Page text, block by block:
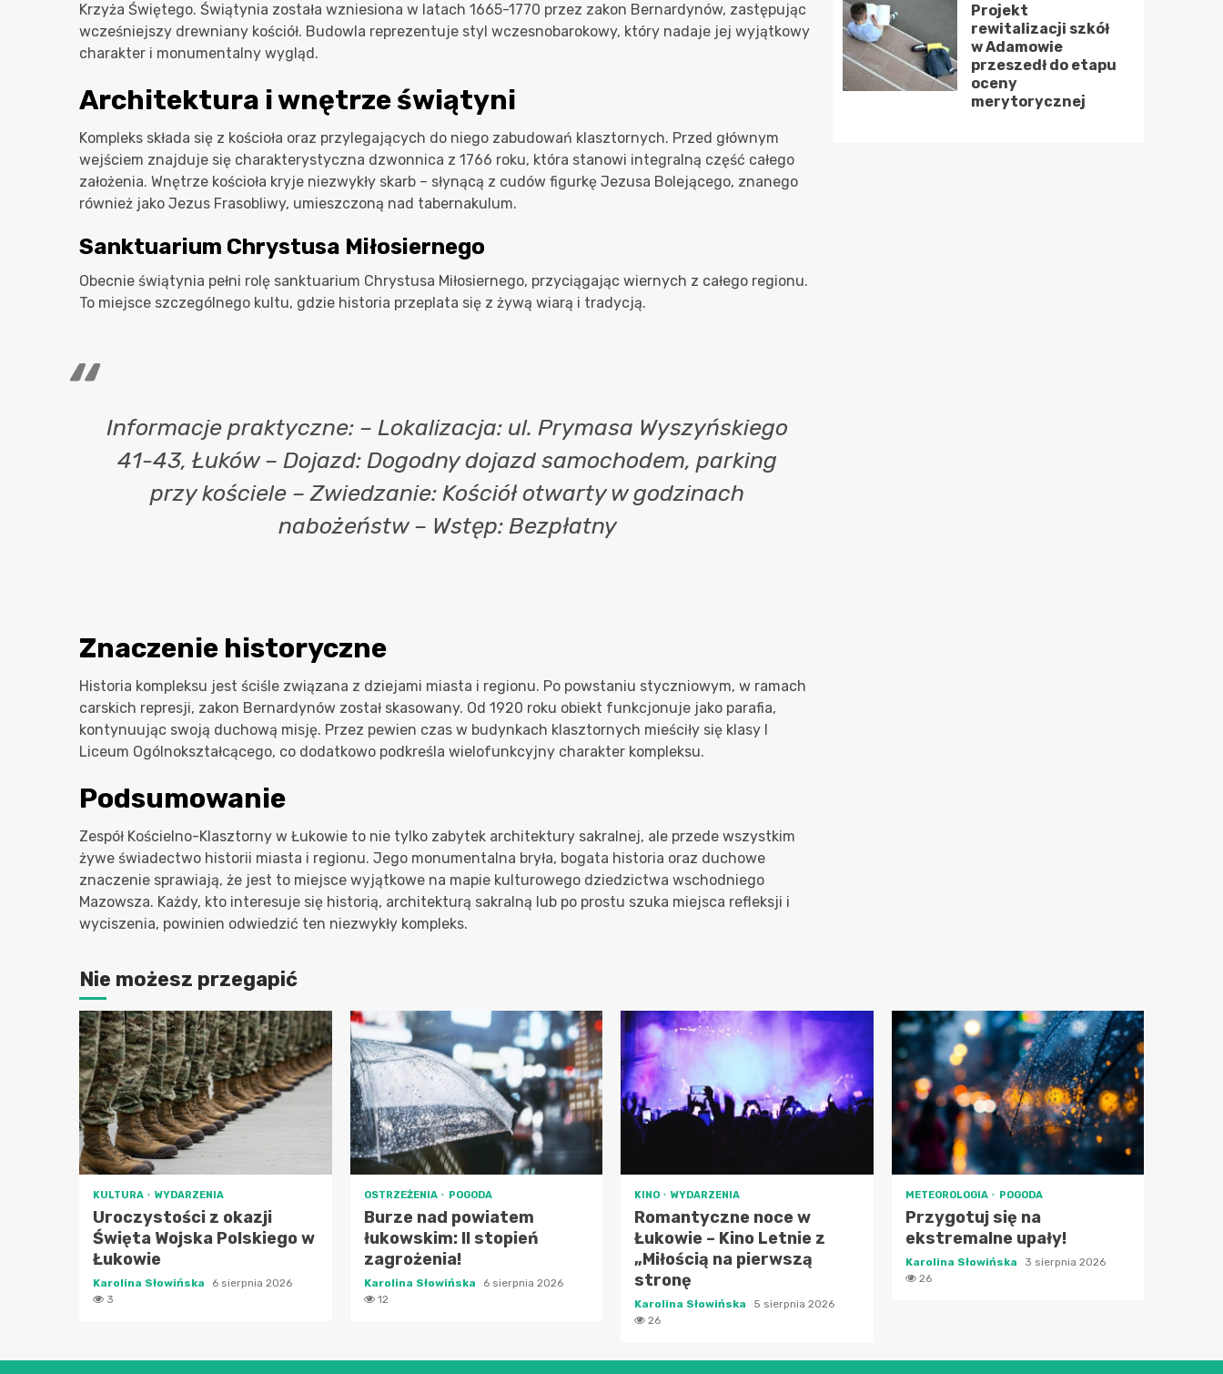
Krzyża Świętego. Świątynia została wzniesiona w latach 1665-1770 przez zakon Bernardynów, zastępując
wcześniejszy drewniany kościół. Budowla reprezentuje styl wczesnobarokowy, który nadaje jej wyjątkowy
charakter i monumentalny wygląd.
Architektura i wnętrze świątyni
Kompleks składa się z kościoła oraz przylegających do niego zabudowań klasztornych. Przed głównym
wejściem znajduje się charakterystyczna dzwonnica z 1766 roku, która stanowi integralną część całego
założenia. Wnętrze kościoła kryje niezwykły skarb – słynącą z cudów figurkę Jezusa Bolejącego, znanego
również jako Jezus Frasobliwy, umieszczoną nad tabernakulum.
Sanktuarium Chrystusa Miłosiernego
Obecnie świątynia pełni rolę sanktuarium Chrystusa Miłosiernego, przyciągając wiernych z całego regionu.
To miejsce szczególnego kultu, gdzie historia przeplata się z żywą wiarą i tradycją.
Informacje praktyczne: – Lokalizacja: ul. Prymasa Wyszyńskiego
41-43, Łuków – Dojazd: Dogodny dojazd samochodem, parking
przy kościele – Zwiedzanie: Kościół otwarty w godzinach
nabożeństw – Wstęp: Bezpłatny
Znaczenie historyczne
Historia kompleksu jest ściśle związana z dziejami miasta i regionu. Po powstaniu styczniowym, w ramach
carskich represji, zakon Bernardynów został skasowany. Od 1920 roku obiekt funkcjonuje jako parafia,
kontynuując swoją duchową misję. Przez pewien czas w budynkach klasztornych mieściły się klasy I
Liceum Ogólnokształcącego, co dodatkowo podkreśla wielofunkcyjny charakter kompleksu.
Podsumowanie
Zespół Kościelno-Klasztorny w Łukowie to nie tylko zabytek architektury sakralnej, ale przede wszystkim
żywe świadectwo historii miasta i regionu. Jego monumentalna bryła, bogata historia oraz duchowe
znaczenie sprawiają, że jest to miejsce wyjątkowe na mapie kulturowego dziedzictwa wschodniego
Mazowsza. Każdy, kto interesuje się historią, architekturą sakralną lub po prostu szuka miejsca refleksji i
wyciszenia, powinien odwiedzić ten niezwykły kompleks.
Projekt
rewitalizacji szkół
w Adamowie
przeszedł do etapu
oceny
merytorycznej
Nie możesz przegapić
KULTURA WYDARZENIA
Uroczystości z okazji
Święta Wojska Polskiego w
Łukowie
Karolina Słowińska
6 sierpnia 2026
3
OSTRZEŻENIA POGODA
Burze nad powiatem
łukowskim: II stopień
zagrożenia!
Karolina Słowińska
6 sierpnia 2026
12
KINO WYDARZENIA
Romantyczne noce w
Łukowie – Kino Letnie z
„Miłością na pierwszą
stronę
Karolina Słowińska
5 sierpnia 2026
26
METEOROLOGIA POGODA
Przygotuj się na
ekstremalne upały!
Karolina Słowińska
3 sierpnia 2026
26